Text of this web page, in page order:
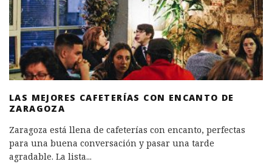
LAS MEJORES CAFETERÍAS CON ENCANTO DE
ZARAGOZA
Zaragoza está llena de cafeterías con encanto, perfectas
para una buena conversación y pasar una tarde
agradable. La lista...